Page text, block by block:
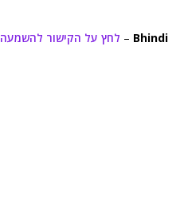
Bhindi
– לחץ על הקישור להשמעה